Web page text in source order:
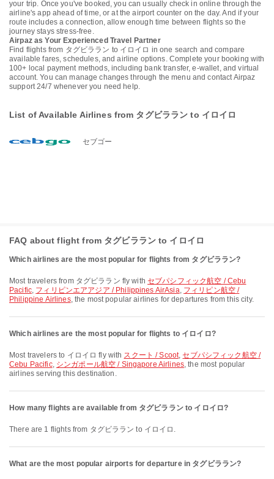
your trip. Once you've booked, you can usually check in online through the
airline's app ahead of time, or at the airport counter on the day. And if your
route includes a connection, allow enough time between flights so the
journey stays stress-free.
Airpaz as Your Experienced Travel Partner
Find flights from タグビララン to イロイロ in one search and compare
available fares, schedules, and airline options. Complete your booking with
100+ local payment methods, including bank transfer, e-wallet, and virtual
account. You can manage changes through the menu and contact Airpaz
support 24/7 whenever you need help.
List of Available Airlines from タグビララン to イロイロ
セブゴー
FAQ about flight from タグビララン to イロイロ
Which airlines are the most popular for flights from タグビララン?
Most travelers from タグビララン fly withセブパシフィック航空 / Cebu
Pacific, フィリピンエアアジア / Philippines AirAsia, フィリピン航空 /
Philippine Airlines, the most popular airlines for departures from this city.
Which airlines are the most popular for flights to イロイロ?
Most travelers to イロイロ fly with スクート / Scoot,セブパシフィック航空 /
Cebu Pacific, シンガポール航空 / Singapore Airlines, the most popular
airlines serving this destination.
How many flights are available from タグビララン to イロイロ?
There are 1 flights from タグビララン to イロイロ.
What are the most popular airports for departure in タグビララン?